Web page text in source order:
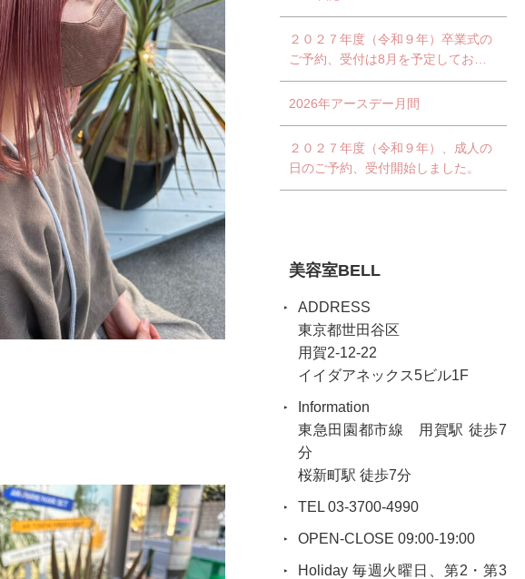
２０２７年度（令和９年）卒業式の
ご予約、受付は8月を予定しており
ます。
2026年アースデー月間
２０２７年度（令和９年）、成人の
日のご予約、受付開始しました。
美容室BELL
ADDRESS
東京都世田谷区
用賀2-12-22
イイダアネックス5ビル1F
Information
東急田園都市線 用賀駅 徒歩7
分
桜新町駅 徒歩7分
TEL 03-3700-4990
OPEN-CLOSE 09:00-19:00
Holiday 毎週火曜日、第2・第3